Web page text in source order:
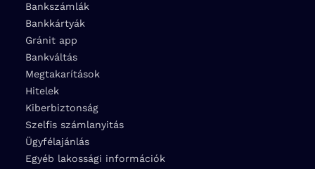
Bankszámlák
Bankkártyák
Gránit app
Bankváltás
Megtakarítások
Hitelek
Kiberbiztonság
Szelfis számlanyitás
Ügyfélajánlás
Egyéb lakossági információk